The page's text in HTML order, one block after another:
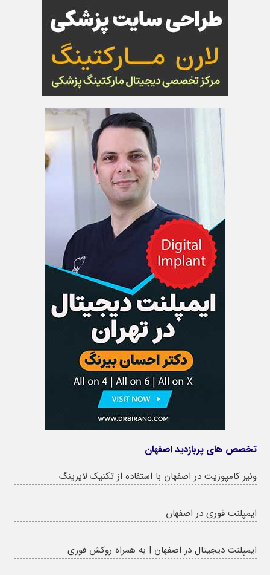
تخصص های پربازدید اصفهان
ونیر کامپوزیت در اصفهان با استفاده از تکنیک لایرینگ
ایمپلنت فوری در اصفهان
ایمپلنت دیجیتال در اصفهان | به همراه روکش فوری